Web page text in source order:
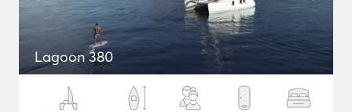
Lagoon 380